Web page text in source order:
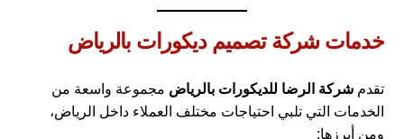
خدمات شركة تصميم ديكورات بالرياض
تقدمشركة الرضا للديكورات بالرياض مجموعة واسعة من
الخدمات التي تلبي احتياجات مختلف العملاء داخل الرياض،
ومن أبرزها: